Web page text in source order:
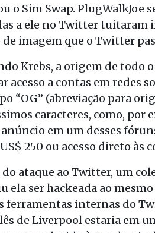
o Sim Swap. PlugWalkJoe
a ele no Twitter tuitaram
imagem que o Twitter
Krebs, a origem de todo
acesso a contas em redes
“OG” (abreviação para
caracteres, como, por
em um desses
250 ou acesso direto às
ataque ao Twitter, um
ela ser hackeada ao
ferramentas internas do
de Liverpool estaria em